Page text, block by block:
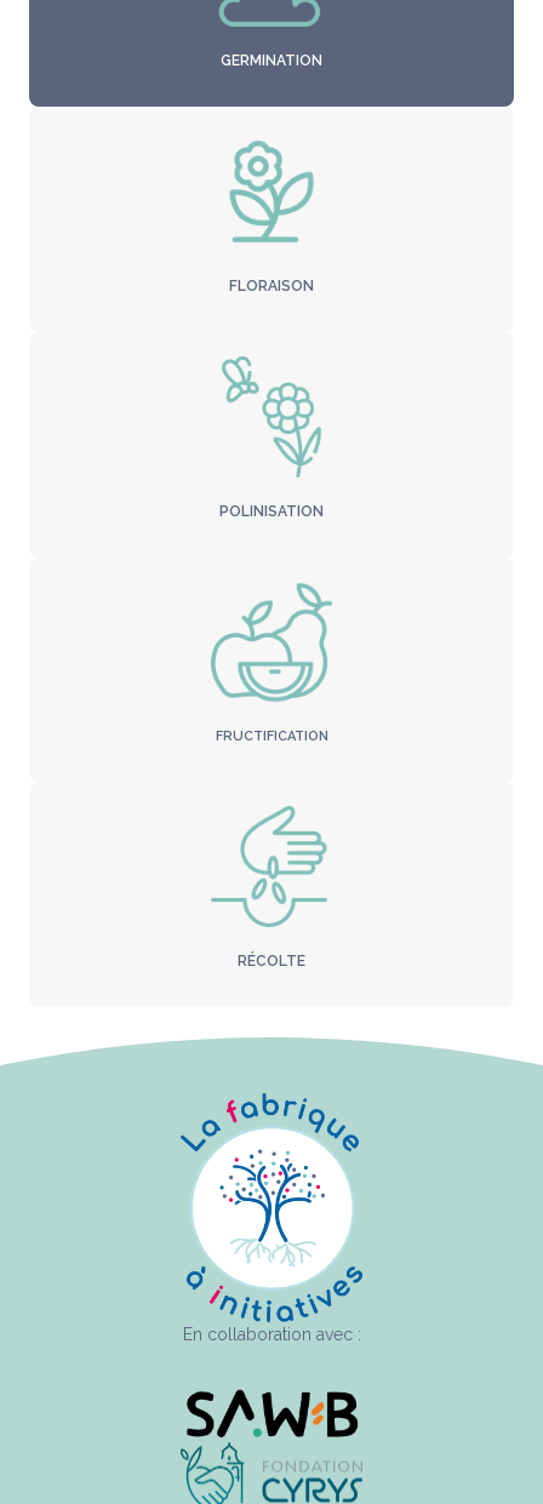
GERMINATION
FLORAISON
POLINISATION
FRUCTIFICATION
RÉCOLTE
En collaboration avec :